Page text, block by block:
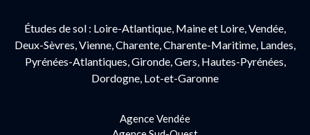
Études de sol : Loire-Atlantique, Maine et Loire, Vendée,
Deux-Sèvres, Vienne, Charente, Charente-Maritime, Landes,
Pyrénées-Atlantiques, Gironde, Gers, Hautes-Pyrénées,
Dordogne, Lot-et-Garonne
Agence Vendée